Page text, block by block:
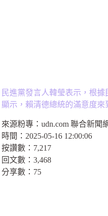
民進黨發言人韓瑩表示，根
顯示，賴清德總統的滿意度來
來源粉專： udn.com 聯合新聞
時間： 2025-05-16 12:00:06
按讚數： 7,217
回文數： 3,468
分享數： 75